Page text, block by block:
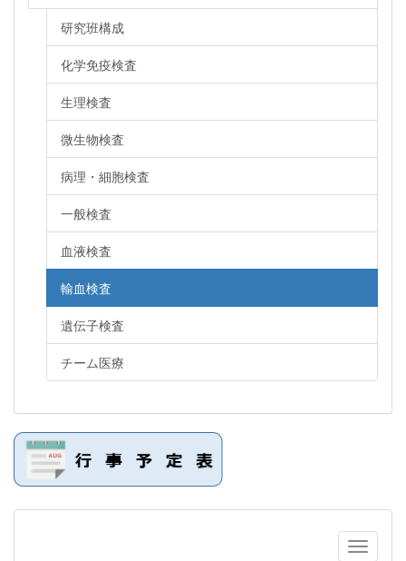
研究班構成
化学免疫検査
生理検査
微生物検査
病理・細胞検査
一般検査
血液検査
輸血検査
遺伝子検査
チーム医療